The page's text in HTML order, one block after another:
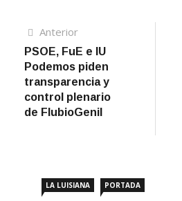
Navegación
de
entradas
AnteriorArtículo
anterior
PSOE, FuE e IU
Podemos piden
transparencia y
control plenario
de FlubioGenil
LA LUISIANA PORTADA